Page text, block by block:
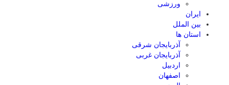
ورزشی
ایران
بین الملل
استان ها
آذربایجان شرقی
آذربایجان غربی
اردبیل
اصفهان